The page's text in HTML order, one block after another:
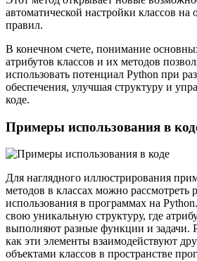
автоматической настройки классов на
правил.
В конечном счете, понимание
атрибутов классов и их методов
использовать потенциал Python при
обеспечения, улучшая структуру и
коде.
Примеры использования в
Для наглядного иллюстрирования
методов в классах можно рассмотреть
использования в программах на
свою уникальную структуру, где
выполняют разные функции и задачи.
как эти элементы взаимодействуют
объектами классов в пространстве